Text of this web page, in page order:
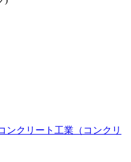
ンクリート工業（コンクリ